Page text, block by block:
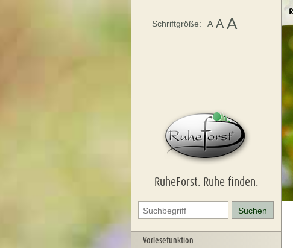
RuheForst. Ruhe finden.
Vorlesefunktion
Schriftgröße: A A A